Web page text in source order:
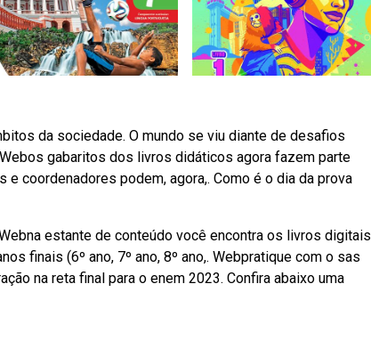
da sociedade. O mundo se viu diante de desafios
gabaritos dos livros didáticos agora fazem parte
coordenadores podem, agora,. Como é o dia da prova
estante de conteúdo você encontra os livros digitais
finais (6º ano, 7º ano, 8º ano,. Webpratique com o sas
na reta final para o enem 2023. Confira abaixo uma